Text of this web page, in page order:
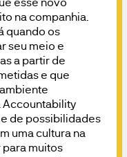
na companhia.
quando os
seu meio e
a partir de
e que
Accountability
de possibilidades
uma cultura na
muitos